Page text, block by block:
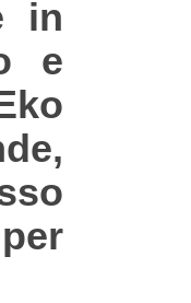
in
e